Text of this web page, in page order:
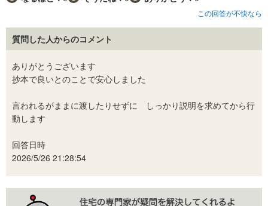
この回答が不快なら
質問した人からのコメント
ありがとうございます
抄本で良いとのことで安心しました
言われるがままに渡したりせずに しっかり説明を求めてから行
動します
回答日時
2026/5/26 21:28:54